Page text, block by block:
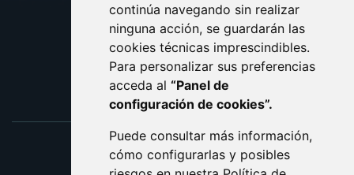
continúa navegando sin realizar
ninguna acción, se guardarán las
cookies técnicas imprescindibles.
Para personalizar sus preferencias
acceda al “Panel de
configuración de cookies”.
Puede consultar más información,
cómo configurarlas y posibles
ACCESIBILIDAD
ENLACE EXTERNO AL